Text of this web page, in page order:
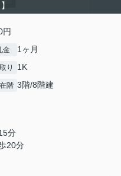
金 1ヶ月
り 1K
階 3階/8階建
分
20分